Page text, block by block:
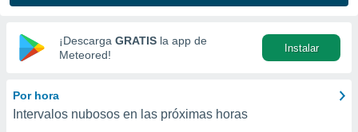
las
y
digital
basada
¡Descarga GRATIS la app de
Meteored!
Instalar
Por hora
Intervalos nubosos en las próximas horas